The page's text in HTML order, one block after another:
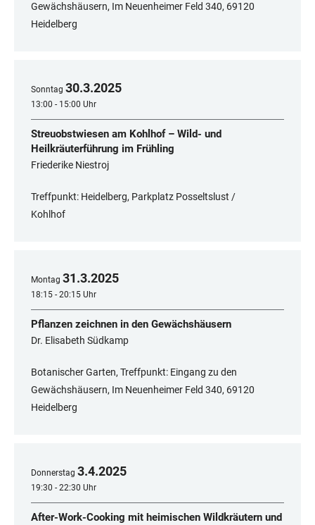
Gewächshäusern, Im Neuenheimer Feld 340, 69120
Heidelberg
Sonntag 30.3.2025
13:00 - 15:00 Uhr
Streuobstwiesen am Kohlhof – Wild- und
Heilkräuterführung im Frühling
Friederike Niestroj
Treffpunkt: Heidelberg, Parkplatz Posseltslust /
Kohlhof
Montag 31.3.2025
18:15 - 20:15 Uhr
Pflanzen zeichnen in den Gewächshäusern
Dr. Elisabeth Südkamp
Botanischer Garten, Treffpunkt: Eingang zu den
Gewächshäusern, Im Neuenheimer Feld 340, 69120
Heidelberg
Donnerstag 3.4.2025
19:30 - 22:30 Uhr
After-Work-Cooking mit heimischen Wildkräutern und